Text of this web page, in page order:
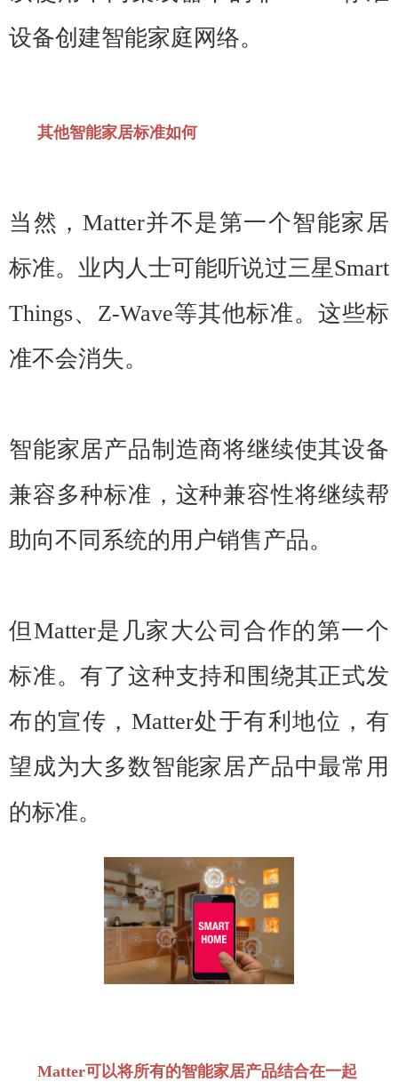
设备创建智能家庭网络。
其他智能家居标准如何
当然，Matter并不是第一个智能家居
标准。业内人士可能听说过三星Smart
Things、Z-Wave等其他标准。这些标
准不会消失。
智能家居产品制造商将继续使其设备
兼容多种标准，这种兼容性将继续帮
助向不同系统的用户销售产品。
但Matter是几家大公司合作的第一个
标准。有了这种支持和围绕其正式发
布的宣传，Matter处于有利地位，有
望成为大多数智能家居产品中最常用
的标准。
Matter可以将所有的智能家居产品结合在一起